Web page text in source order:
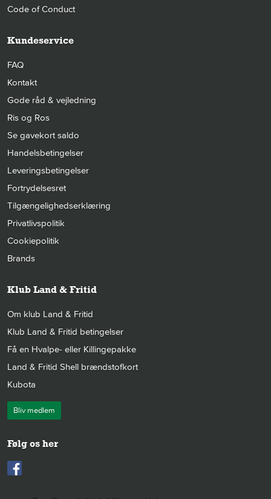
Code of Conduct
Kundeservice
FAQ
Kontakt
Gode råd & vejledning
Ris og Ros
Se gavekort saldo
Handelsbetingelser
Leveringsbetingelser
Fortrydelsesret
Tilgængelighedserklæring
Privatlivspolitik
Cookiepolitik
Brands
Klub Land & Fritid
Om klub Land & Fritid
Klub Land & Fritid betingelser
Få en Hvalpe- eller Killingepakke
Land & Fritid Shell brændstofkort
Kubota
Bliv medlem
Følg os her